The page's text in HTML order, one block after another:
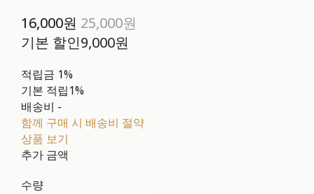
16,000원 25,000원
기본 할인9,000원
적립금 1%
기본 적립1%
배송비 -
함께 구매 시 배송비 절약
상품 보기
추가 금액
수량